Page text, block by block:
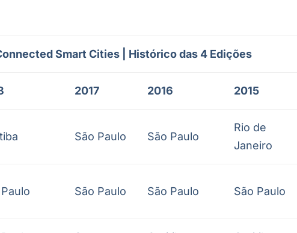
Smart Cities | Histórico das 4 Edições
2017 2016 2015
São Paulo São Paulo
Rio de
Janeiro
São Paulo São Paulo São Paulo